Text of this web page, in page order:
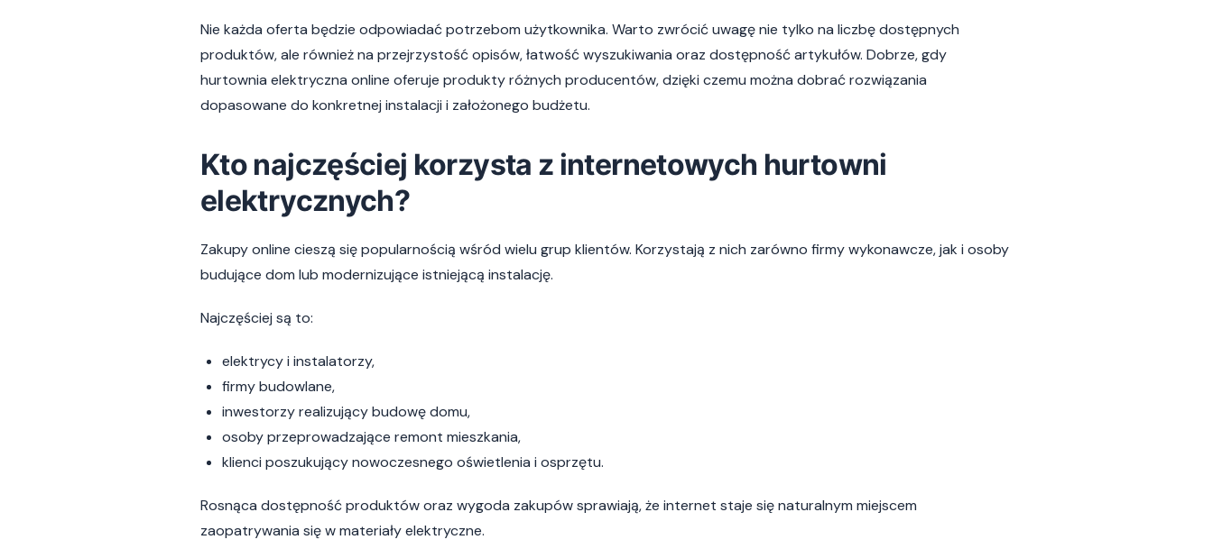
Nie każda oferta będzie odpowiadać potrzebom użytkownika. Warto zwrócić uwagę nie tylko na liczbę dostępnych
produktów, ale również na przejrzystość opisów, łatwość wyszukiwania oraz dostępność artykułów. Dobrze, gdy
hurtownia elektryczna online oferuje produkty różnych producentów, dzięki czemu można dobrać rozwiązania
dopasowane do konkretnej instalacji i założonego budżetu.
Kto najczęściej korzysta z internetowych hurtowni
elektrycznych?
Zakupy online cieszą się popularnością wśród wielu grup klientów. Korzystają z nich zarówno firmy wykonawcze, jak i osoby
budujące dom lub modernizujące istniejącą instalację.
Najczęściej są to:
elektrycy i instalatorzy,
firmy budowlane,
inwestorzy realizujący budowę domu,
osoby przeprowadzające remont mieszkania,
klienci poszukujący nowoczesnego oświetlenia i osprzętu.
Rosnąca dostępność produktów oraz wygoda zakupów sprawiają, że internet staje się naturalnym miejscem
zaopatrywania się w materiały elektryczne.